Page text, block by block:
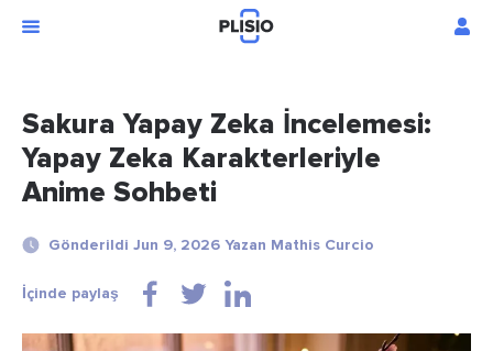
Sakura Yapay Zeka İncelemesi:
Yapay Zeka Karakterleriyle
Anime Sohbeti
Gönderildi Jun 9, 2026 Yazan Mathis Curcio
İçinde paylaş